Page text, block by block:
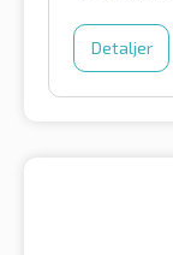
Detaljer